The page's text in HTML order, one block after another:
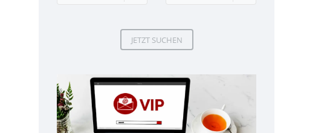
JETZT SUCHEN